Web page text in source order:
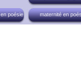
poésie maternité en